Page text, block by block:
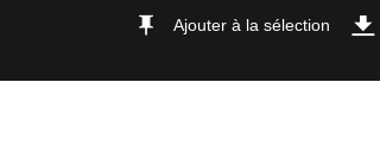
Ajouter à la sélection